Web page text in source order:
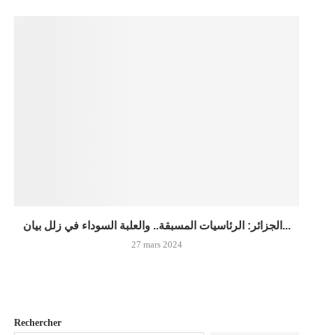
الجزائر: الرئاسيات المسبقة.. والعلبة السوداء في زلل بيان...
27 mars 2024
Rechercher